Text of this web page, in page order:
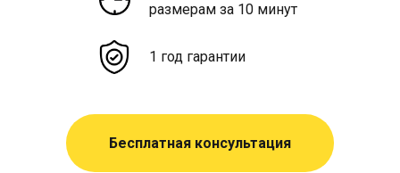
размерам за 10 минут
1 год гарантии
Бесплатная консультация